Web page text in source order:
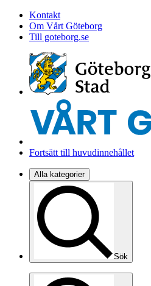
Kontakt
Om Vårt Göteborg
Till goteborg.se
Fortsätt till huvudinnehållet
Alla kategorier
Sök